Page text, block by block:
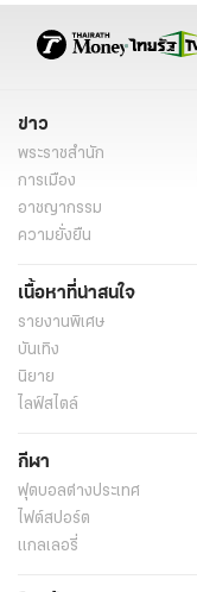
ข่าว
พระราชสำนัก
การเมือง
อาชญากรรม
ความยั่งยืน
เนื้อหาที่น่าสนใจ
รายงานพิเศษ
บันเทิง
นิยาย
ไลฟ์สไตล์
กีฬา
ฟุตบอลต่่างประเทศ
ไฟต์สปอร์ต
แกลเลอรี่